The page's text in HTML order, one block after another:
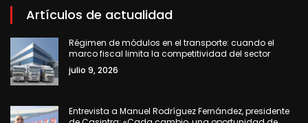
Artículos de actualidad
Régimen de módulos en el transporte: cuando el
marco fiscal limita la competitividad del sector
julio 9, 2026
Entrevista a Manuel Rodríguez Fernández, presidente